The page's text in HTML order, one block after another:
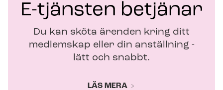
e
r
E-tjänsten betjänar
Du kan sköta ärenden kring ditt
medlemskap eller din anställning -
lätt och snabbt.
LÄS MERA